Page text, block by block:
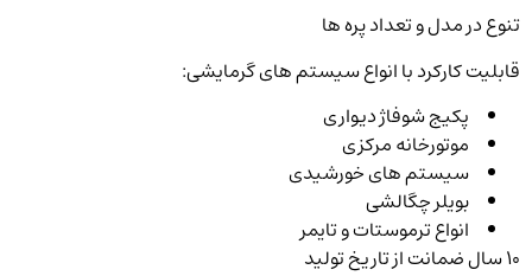
تنوع در مدل و تعداد پره ها
قابلیت کارکرد با انواع سیستم های گرمایشی:
پکیج شوفاژ دیواری
موتورخانه مرکزی
سیستم های خورشیدی
بویلر چگالشی
انواع ترموستات و تایمر
۱۰ سال ضمانت از تاریخ تولید